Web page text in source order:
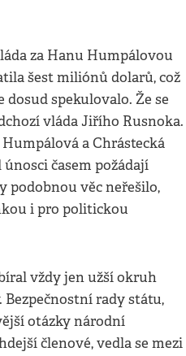
za Hanu Humpálovou
šest miliónů dolarů, což
dosud spekulovalo. Že se
vláda Jiřího Rusnoka.
a Chrástecká
časem požádají
podobnou věc neřešilo,
i pro politickou
vždy jen užší okruh
rady státu,
otázky národní
členové, vedla se mezi